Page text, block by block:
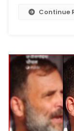
Continue